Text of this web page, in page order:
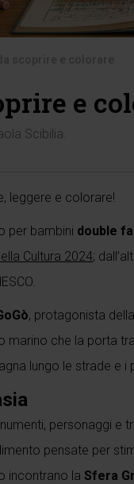
e
Scibilia
leggere e colorare!
per bambini double
Cultura 2024;
, protagonista
marino che la porta
lungo le strade e i
personaggi e
pensate per
incontrano la Sfera